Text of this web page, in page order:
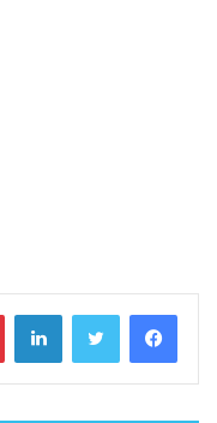
فيسبوك تويتر